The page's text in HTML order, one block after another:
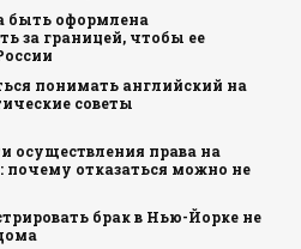
быть оформлена
за границей, чтобы ее
понимать английский на
советы
осуществления права на
почему отказаться можно не
брак в Нью-Йорке не